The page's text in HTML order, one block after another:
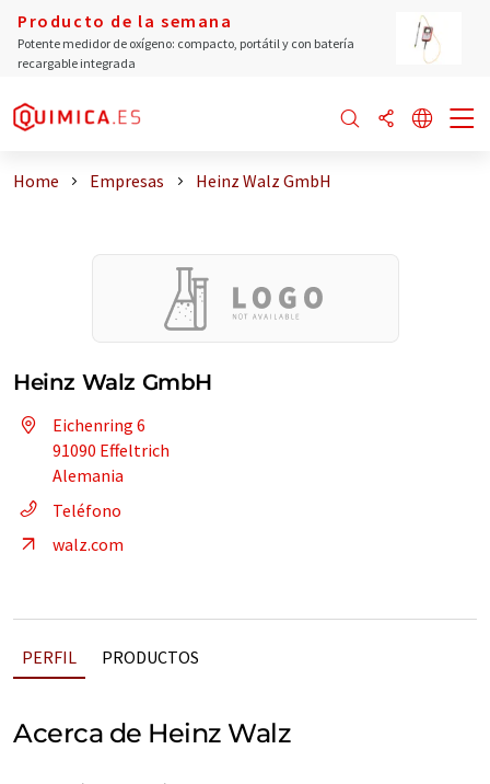
Producto de la semana
Potente medidor de oxígeno: compacto, portátil y con batería
recargable integrada
Home Empresas Heinz Walz GmbH
Heinz Walz GmbH
Eichenring 6
91090 Effeltrich
Alemania
Teléfono
walz.com
PERFIL PRODUCTOS
Acerca de Heinz Walz